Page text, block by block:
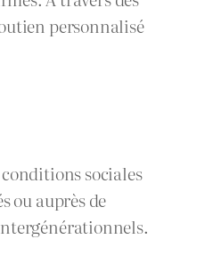
personnalisé
sociales
ou auprès de